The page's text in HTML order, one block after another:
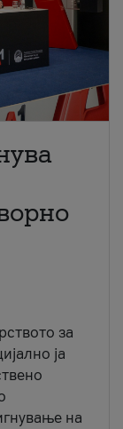
за
ја
на